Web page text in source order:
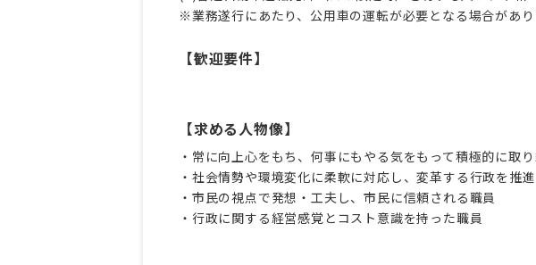
※業務遂行にあたり、公用車の運転が必要となる場合があり
【歓迎要件】
【求める人物像】
・常に向上心をもち、何事にもやる気をもって積極的に取
・社会情勢や環境変化に柔軟に対応し、変革する行政を推
・市民の視点で発想・工夫し、市民に信頼される職員
・行政に関する経営感覚とコスト意識を持った職員